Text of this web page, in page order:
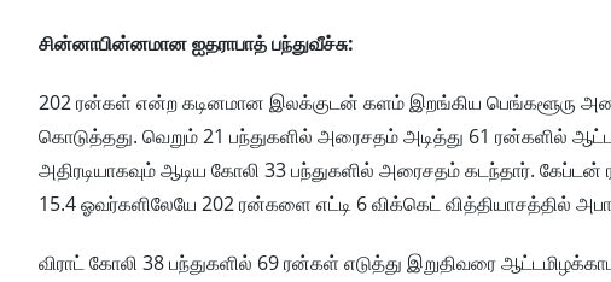
சின்னாபின்னமான ஐதராபாத் பந்துவீச்சு:
202 ரன்கள் என்ற கடினமான இலக்குடன் களம் இறங்கிய பெங்களூரு
கொடுத்தது. வெறும் 21 பந்துகளில் அரைசதம் அடித்து 61 ரன்களில்
அதிரடியாகவும் ஆடிய கோலி 33 பந்துகளில் அரைசதம் கடந்தார்.
15.4 ஓவர்களிலேயே 202 ரன்களை எட்டி 6 விக்கெட் வித்தியாசத்தில்
விராட் கோலி 38 பந்துகளில் 69 ரன்கள் எடுத்து இறுதிவரை